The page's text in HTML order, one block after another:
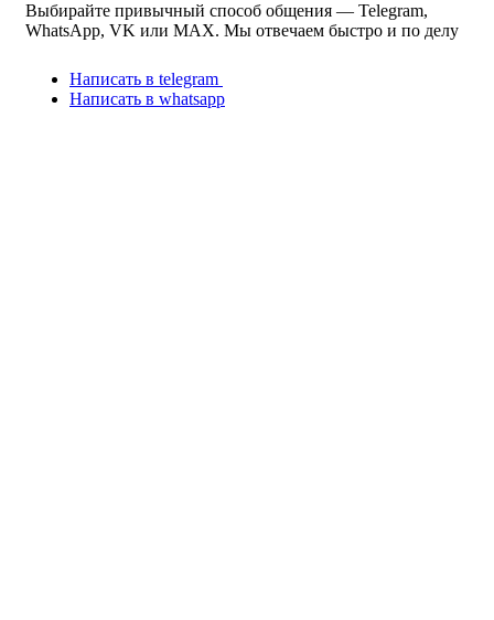
Выбирайте привычный способ общения — Telegram,
WhatsApp, VK или MAX. Мы отвечаем быстро и по делу
Написать в telegram
Написать в whatsapp